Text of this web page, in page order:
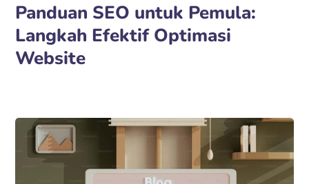
Panduan SEO untuk Pemula:
Langkah Efektif Optimasi
Website